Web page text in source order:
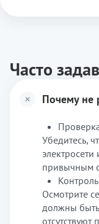
Часто
Почему не
Убедитесь,
привычным
Осмотрите
должны